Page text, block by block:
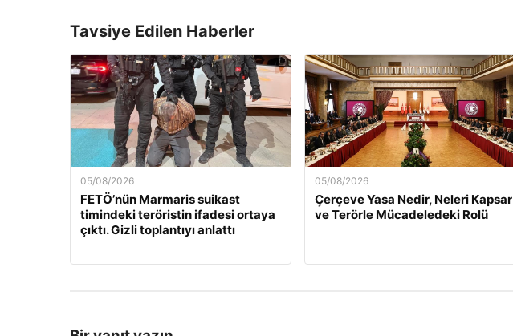
Tavsiye Edilen Haberler
05/08/2026
FETÖ’nün Marmaris suikast
timindeki teröristin ifadesi ortaya
çıktı. Gizli toplantıyı anlattı
05/08/2026
Çerçeve Yasa Nedir, Neleri Kapsar
ve Terörle Mücadeledeki Rolü